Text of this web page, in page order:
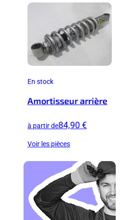
En stock
Amortisseur arrière
à partir de84,90 €
Voir les pièces